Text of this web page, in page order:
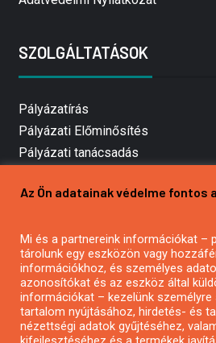
SZOLGÁLTATÁSOK
Pályázatírás
Pályázati Előminősítés
Pályázati tanácsadás
Mezőgazdasági pályázatírás
Pályázatírás civil szervezeteknek
Pályázatírás önkormányzatoknak
Pályázatfigyelés
Specifikus pályázatfigyelés vagy
Az Ön adatainak védelme fontos
Mi és a partnereink információkat –
tárolunk egy eszközön vagy
információkhoz, és személyes
azonosítókat és az eszköz által
információkat – kezelünk
tartalom nyújtásához, hirdetés- és
nézettségi adatok gyűjtéséhez,